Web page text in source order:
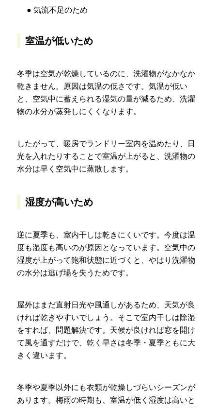
● 気流不足のため
室温が低いため
冬季は空気が乾燥しているのに、洗濯物がなかなか
乾きません。原因は気温の低さです。気温が低い
と、空気中に蓄えられる湿気の量が減るため、洗濯
物の水分が蒸発しにくくなります。
したがって、暖房でランドリー室内を温めたり、日
光を入れたりすることで室温が上がると、洗濯物の
水分は早く空気中に蒸散します。
湿度が高いため
逆に夏季も、室内干しは乾きにくいです。今度は温
度も湿度も高いのが原因となっています。空気中の
湿度が上がって飽和状態に近づくと、やはり洗濯物
の水分は逃げ場を失うためです。
屋外はまだ直射日光や風通しがあるため、天気が良
ければ乾きやすいでしょう。そこで室内干しは除湿
をすれば、問題解決です。天候が良ければ窓を開け
て風を通すだけで、乾く早さは冬季・夏季ともに大
きく違います。
冬季や夏季以外にも衣類が乾燥しづらいシーズンが
あります。梅雨の時期も、室温が低く湿度は高いと